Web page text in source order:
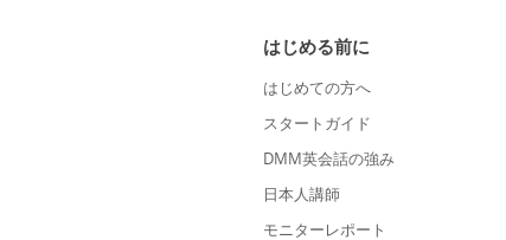
はじめる前に
はじめての方へ
スタートガイド
DMM英会話の強み
日本人講師
モニターレポート